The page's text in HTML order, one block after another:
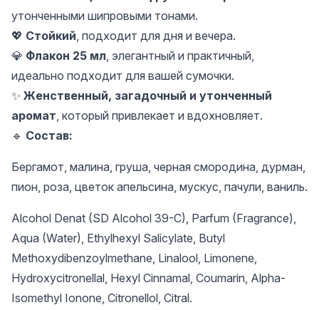
утонченными шипровыми тонами.
💖 Стойкий, подходит для дня и вечера.
💎 Флакон 25 мл, элегантный и практичный,
идеально подходит для вашей сумочки.
✨ Женственный, загадочный и утонченный
аромат, который привлекает и вдохновляет.
🔹 Состав:
Бергамот, малина, груша, черная смородина, дурман,
пион, роза, цветок апельсина, мускус, пачули, ваниль.
Alcohol Denat (SD Alcohol 39-C), Parfum (Fragrance),
Aqua (Water), Ethylhexyl Salicylate, Butyl
Methoxydibenzoylmethane, Linalool, Limonene,
Hydroxycitronellal, Hexyl Cinnamal, Coumarin, Alpha-
Isomethyl Ionone, Citronellol, Citral.